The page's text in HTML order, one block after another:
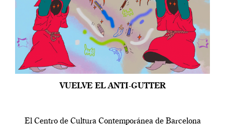
VUELVE EL ANTI-GUTTER
El Centro de Cultura Contemporánea de Barcelona